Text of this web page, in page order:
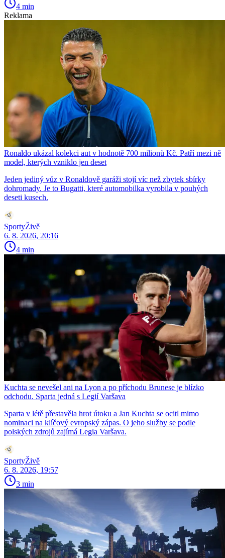
4 min
Reklama
Ronaldo ukázal kolekci aut v hodnotě 700 milionů Kč. Patří mezi ně
model, kterých vzniklo jen deset
Jeden jediný vůz v Ronaldově garáži stojí víc než zbytek sbírky
dohromady. Je to Bugatti, které automobilka vyrobila v pouhých
deseti kusech.
SportyŽivě
6. 8. 2026, 20:16
4 min
Kuchta se nevešel ani na Lyon a po příchodu Brunese je blízko
odchodu. Sparta jedná s Legií Varšava
Sparta v létě přestavěla hrot útoku a Jan Kuchta se ocitl mimo
nominaci na klíčový evropský zápas. O jeho služby se podle
polských zdrojů zajímá Legia Varšava.
SportyŽivě
6. 8. 2026, 19:57
3 min